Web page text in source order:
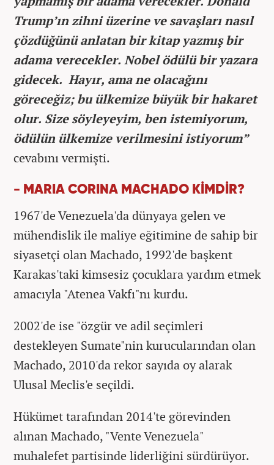
Trump’ın zihni üzerine ve savaşları nasıl
çözdüğünü anlatan bir kitap yazmış bir
adama verecekler. Nobel ödülü bir yazara
gidecek. Hayır, ama ne olacağını
göreceğiz; bu ülkemize büyük bir hakaret
olur. Size söyleyeyim, ben istemiyorum,
ödülün ülkemize verilmesini istiyorum”
cevabını vermişti.
- MARIA CORINA MACHADO KİMDİR?
1967'de Venezuela'da dünyaya gelen ve
mühendislik ile maliye eğitimine de sahip bir
siyasetçi olan Machado, 1992'de başkent
Karakas'taki kimsesiz çocuklara yardım etmek
amacıyla "Atenea Vakfı"nı kurdu.
2002'de ise "özgür ve adil seçimleri
destekleyen Sumate"nin kurucularından olan
Machado, 2010'da rekor sayıda oy alarak
Ulusal Meclis'e seçildi.
Hükümet tarafından 2014'te görevinden
alınan Machado, "Vente Venezuela"
muhalefet partisinde liderliğini sürdürüyor.